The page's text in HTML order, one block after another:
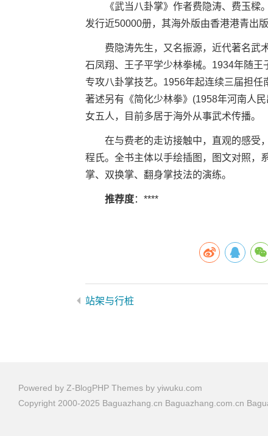
《武当八卦掌》作者费隐涛、费玉樑。
发行近50000册，其海外版由香港港青出版
费隐涛先生，又名振源，近代著名武术
石凤翔、王子平学少林拳械。1934年随
专攻八卦掌技艺。1956年起连续三届担
著述另有《简化少林拳》(1958年河南人
女五人，目前多居于海外从事武术传播。
在与费老的走访接触中，直观的感受，
程氏。全书主体以手绘插图，图文对照，
掌、双换掌、翻身掌技法的演练。
推荐度：****
站架与行桩
Powered by Z-BlogPHP Themes by yiwuku.com
Copyright 2000-2025 Baguazhang.cn Baguazhang.com.cn